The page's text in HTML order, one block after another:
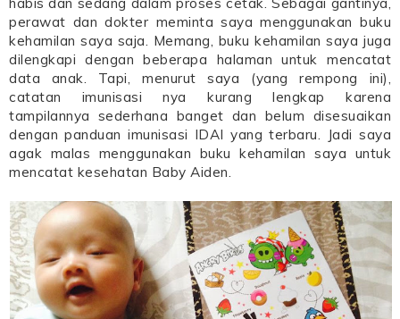
perawat dan dokter meminta saya menggunakan buku
kehamilan saya saja. Memang, buku kehamilan saya juga
dilengkapi dengan beberapa halaman untuk mencatat
data anak. Tapi, menurut saya (yang rempong ini),
catatan imunisasi nya kurang lengkap karena
tampilannya sederhana banget dan belum disesuaikan
dengan panduan imunisasi IDAI yang terbaru. Jadi saya
agak malas menggunakan buku kehamilan saya untuk
mencatat kesehatan Baby Aiden.